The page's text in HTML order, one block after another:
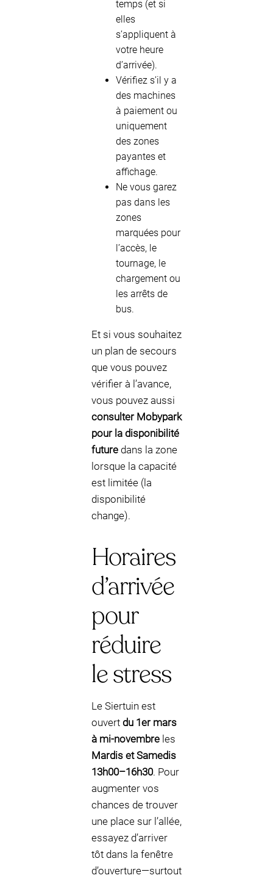
temps (et si
elles
s’appliquent à
votre heure
d’arrivée).
Vérifiez s’il y a
des machines
à paiement ou
uniquement
des zones
payantes et
affichage.
Ne vous garez
pas dans les
zones
marquées pour
l’accès, le
tournage, le
chargement ou
les arrêts de
bus.
Et si vous souhaitez
un plan de secours
que vous pouvez
vérifier à l’avance,
vous pouvez aussi
consulter Mobypark
pour la disponibilité
future dans la zone
lorsque la capacité
est limitée (la
disponibilité
change).
Horaires
d’arrivée
pour
réduire
le stress
Le Siertuin est
ouvert du 1er mars
à mi-novembre les
Mardis et Samedis
13h00–16h30. Pour
augmenter vos
chances de trouver
une place sur l’allée,
essayez d’arriver
tôt dans la fenêtre
d’ouverture—surtout